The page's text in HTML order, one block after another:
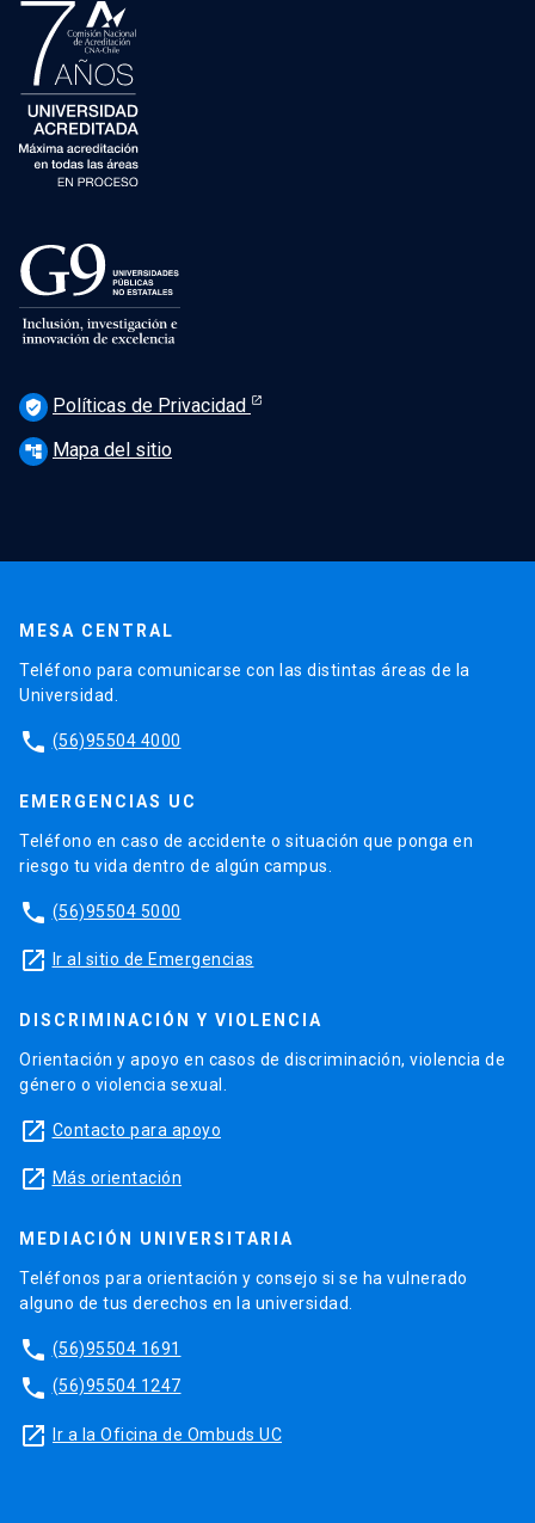
verified_user Políticas de Privacidad
account_tree Mapa del sitio
MESA CENTRAL
Teléfono para comunicarse con las distintas áreas de la
Universidad.
phone (56)95504 4000
EMERGENCIAS UC
Teléfono en caso de accidente o situación que ponga en
riesgo tu vida dentro de algún campus.
phone (56)95504 5000
launch Ir al sitio de Emergencias
DISCRIMINACIÓN Y VIOLENCIA
Orientación y apoyo en casos de discriminación, violencia de
género o violencia sexual.
launch Contacto para apoyo
launch Más orientación
MEDIACIÓN UNIVERSITARIA
Teléfonos para orientación y consejo si se ha vulnerado
alguno de tus derechos en la universidad.
phone (56)95504 1691
phone (56)95504 1247
launch Ir a la Oficina de Ombuds UC